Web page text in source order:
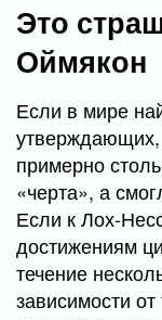
Это
Оймякон
Если в мире
утверждающих,
примерно
«черта», а
Если к Лох-
достижениям
течение
зависимости